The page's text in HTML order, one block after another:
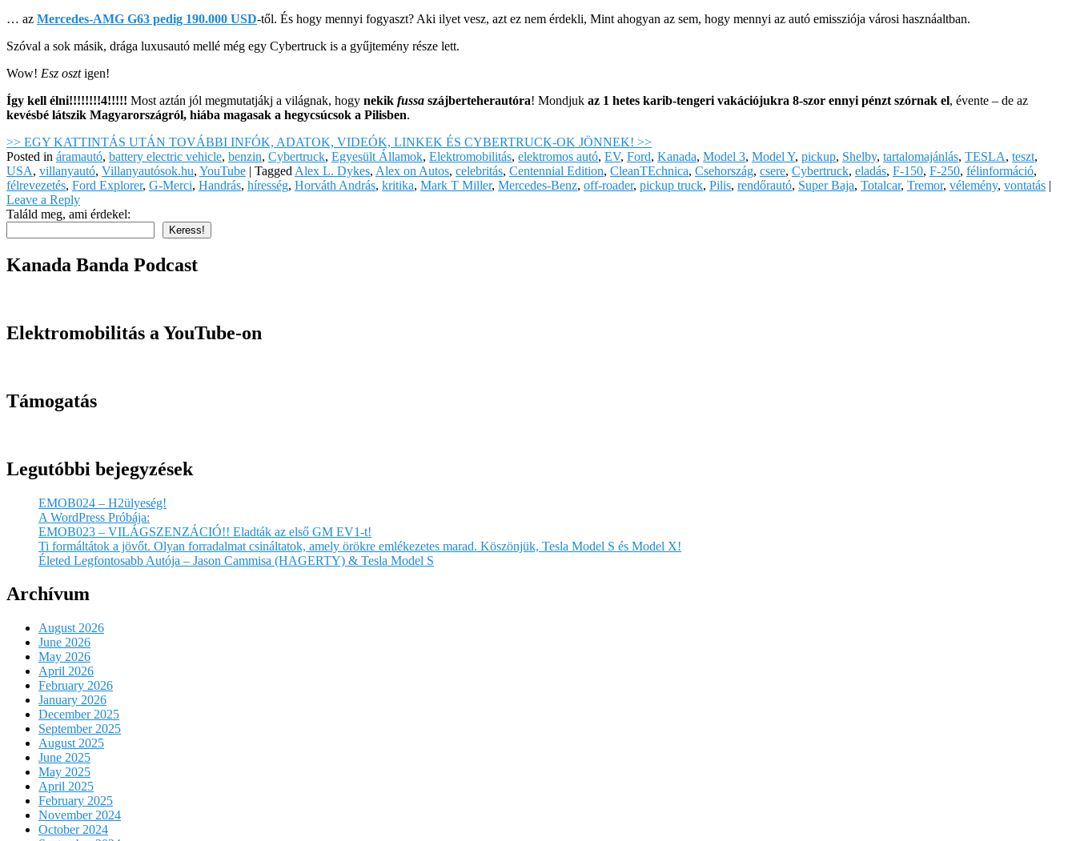
… az Mercedes-AMG G63 pedig 190.000 USD-től. És hogy mennyi fogyaszt? Aki ilyet vesz, azt ez nem érdekli, Mint ahogyan az sem, hogy mennyi az autó emissziója városi hasznáaltban.
Szóval a sok másik, drága luxusautó mellé még egy Cybertruck is a gyűjtemény része lett.
Wow! Esz osztigen!
Így kell élni!!!!!!!!4!!!!! Most aztán jól megmutatjákj a világnak, hogy nekik fussa szájberteherautóra! Mondjuk az 1 hetes karib-tengeri vakációjukra 8-szor ennyi pénzt szórnak el, évente – de az
kevésbé látszik Magyarországról, hiába magasak a hegycsúcsok a Pilisben.
>> EGY KATTINTÁS UTÁN TOVÁBBI INFÓK, ADATOK, VIDEÓK, LINKEK ÉS CYBERTRUCK-OK JÖNNEK! >>
Posted in áramautó, battery electric vehicle, benzin, Cybertruck, Egyesült Államok, Elektromobilitás, elektromos autó, EV, Ford, Kanada, Model 3, Model Y, pickup, Shelby, tartalomajánlás, TESLA, teszt,
USA, villanyautó, Villanyautósok.hu, YouTube | Tagged Alex L. Dykes, Alex on Autos, celebritás, Centennial Edition, CleanTEchnica, Csehország, csere, Cybertruck, eladás, F-150, F-250, félinformáció,
félrevezetés, Ford Explorer, G-Merci, Handrás, híresség, Horváth András, kritika, Mark T Miller, Mercedes-Benz, off-roader, pickup truck, Pilis, rendőrautó, Super Baja, Totalcar, Tremor, vélemény, vontatás |
Leave a Reply
Találd meg, ami érdekel:
Keress!
Kanada Banda Podcast
Elektromobilitás a YouTube-on
Támogatás
Legutóbbi bejegyzések
EMOB024 – H2ülyeség!
A WordPress Próbája:
EMOB023 – VILÁGSZENZÁCIÓ!! Eladták az első GM EV1-t!
Ti formáltátok a jövőt. Olyan forradalmat csináltatok, amely örökre emlékezetes marad. Köszönjük, Tesla Model S és Model X!
Életed Legfontosabb Autója – Jason Cammisa (HAGERTY) & Tesla Model S
Archívum
August 2026
June 2026
May 2026
April 2026
February 2026
January 2026
December 2025
September 2025
August 2025
June 2025
May 2025
April 2025
February 2025
November 2024
October 2024